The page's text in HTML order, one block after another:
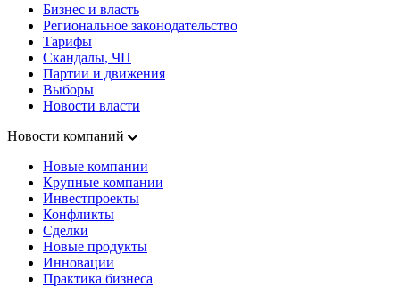
Бизнес и власть
Региональное законодательство
Тарифы
Скандалы, ЧП
Партии и движения
Выборы
Новости власти
Новости компаний
Новые компании
Крупные компании
Инвестпроекты
Конфликты
Сделки
Новые продукты
Инновации
Практика бизнеса